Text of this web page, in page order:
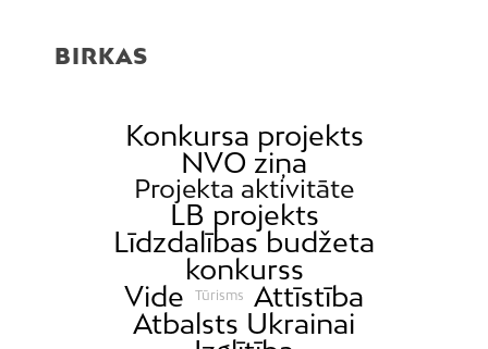
BIRKAS
Konkursa projekts
NVO ziņa
Projekta aktivitāte
LB projekts
Līdzdalības budžeta
konkurss
Vide
Tūrisms
Attīstība
Atbalsts Ukrainai